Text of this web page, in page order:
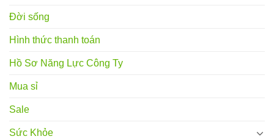
Đời sống
Hình thức thanh toán
Hồ Sơ Năng Lực Công Ty
Mua sỉ
Sale
Sức Khỏe